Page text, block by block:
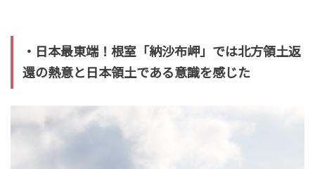
・日本最東端！根室「納沙布岬」では北方領土返
還の熱意と日本領土である意識を感じた